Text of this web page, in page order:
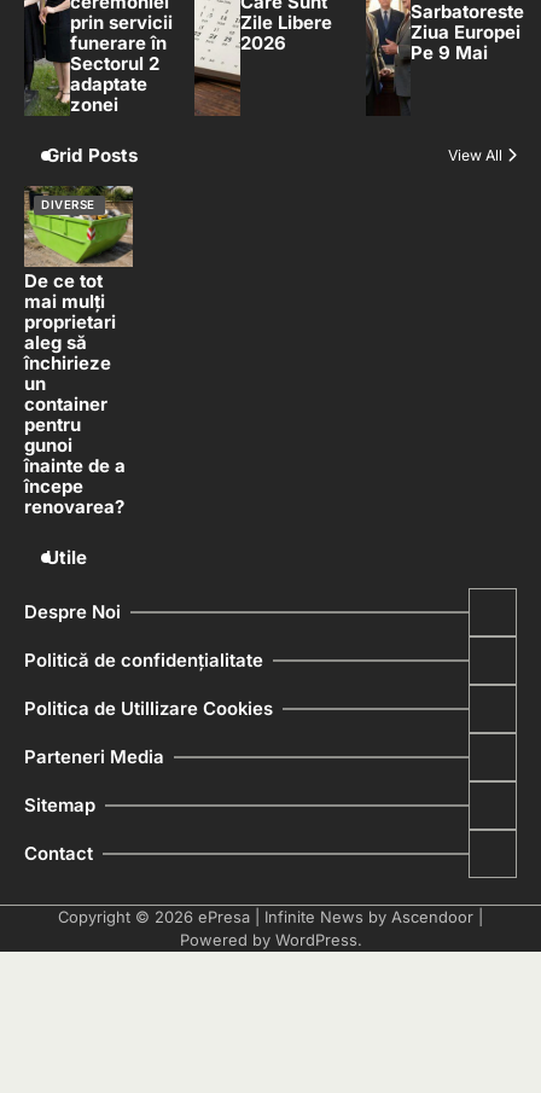
prin servicii
funerare în
Sectorul 2
adaptate
zonei
Zile Libere
2026
Sarbatoreste
Ziua Europei
Pe 9 Mai
Grid Posts View All
DIVERSE
De ce tot
mai mulți
proprietari
aleg să
închirieze
un
container
pentru
gunoi
înainte de a
începe
renovarea?
Utile
Despre Noi
Politică de confidențialitate
Politica de Utillizare Cookies
Parteneri Media
Sitemap
Contact
Copyright © 2026 ePresa | Infinite News by Ascendoor
Powered by WordPress.